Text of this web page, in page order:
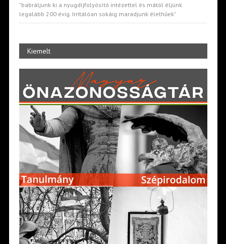
"babráljunk ki a nyugdíjfolyósító intézettel és mától éljünk
legalább 200 évig. Irritálóan sokáig maradjunk élethűek"
Kiemelt